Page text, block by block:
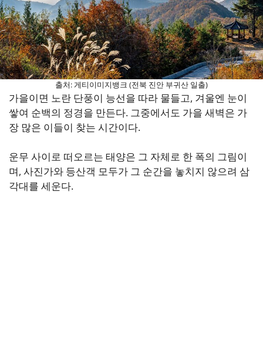
출처: 게티이미지뱅크 (전북 진안 부귀산 일출)
가을이면 노란 단풍이 능선을 따라 물들고, 겨울엔 눈이
쌓여 순백의 정경을 만든다. 그중에서도 가을 새벽은 가
장 많은 이들이 찾는 시간이다.
운무 사이로 떠오르는 태양은 그 자체로 한 폭의 그림이
며, 사진가와 등산객 모두가 그 순간을 놓치지 않으려 삼
각대를 세운다.
공유